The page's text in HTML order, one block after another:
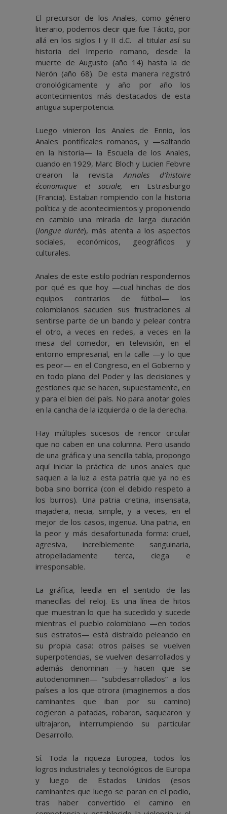
El precursor de los Anales, como género
literario, podemos decir que fue Tácito, por
allá en los siglos I y II d.C. al titular así su
historia del Imperio romano, desde la
muerte de Augusto (año 14) hasta la de
Nerón (año 68). De esta manera registró
cronológicamente y año por año los
acontecimientos más destacados de esta
antigua superpotencia.
Luego vinieron los Anales de Ennio, los
Anales pontificales romanos, y —saltando
en la historia— la Escuela de los Anales,
cuando en 1929, Marc Bloch y Lucien Febvre
crearon la revista Annales d’histoire
économique et sociale, en Estrasburgo
(Francia). Estaban rompiendo con la historia
política y de acontecimientos y proponiendo
en cambio una mirada de larga duración
(longue durée), más atenta a los aspectos
sociales, económicos, geográficos y
culturales.
Anales de este estilo podrían respondernos
por qué es que hoy —cual hinchas de dos
equipos contrarios de fútbol— los
colombianos sacuden sus frustraciones al
sentirse parte de un bando y pelear contra
el otro, a veces en redes, a veces en la
mesa del comedor, en televisión, en el
entorno empresarial, en la calle —y lo que
es peor— en el Congreso, en el Gobierno y
en todo plano del Poder y las decisiones y
gestiones que se hacen, supuestamente, en
y para el bien del país. No para anotar goles
en la cancha de la izquierda o de la derecha.
Hay múltiples sucesos de rencor circular
que no caben en una columna. Pero usando
de una gráfica y una sencilla tabla, propongo
aquí iniciar la práctica de unos anales que
saquen a la luz a esta patria que ya no es
boba sino borrica (con el debido respeto a
los burros). Una patria cretina, insensata,
majadera, necia, simple, y a veces, en el
mejor de los casos, ingenua. Una patria, en
la peor y más desafortunada forma: cruel,
agresiva, increíblemente sanguinaria,
atropelladamente terca, ciega e
irresponsable.
La gráfica, leedla en el sentido de las
manecillas del reloj. Es una línea de hitos
que muestran lo que ha sucedido y sucede
mientras el pueblo colombiano —en todos
sus estratos— está distraído peleando en
su propia casa: otros países se vuelven
superpotencias, se vuelven desarrollados y
además denominan —y hacen que se
autodenominen— “subdesarrollados” a los
países a los que otrora (imaginemos a dos
caminantes que iban por su camino)
cogieron a patadas, robaron, saquearon y
ultrajaron, interrumpiendo su particular
Desarrollo.
Sí. Toda la riqueza Europea, todos los
logros industriales y tecnológicos de Europa
y luego de Estados Unidos (esos
caminantes que luego se paran en el podio,
tras haber convertido el camino en